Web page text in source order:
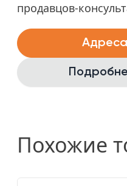
продавцов-
Адреса
Похожие